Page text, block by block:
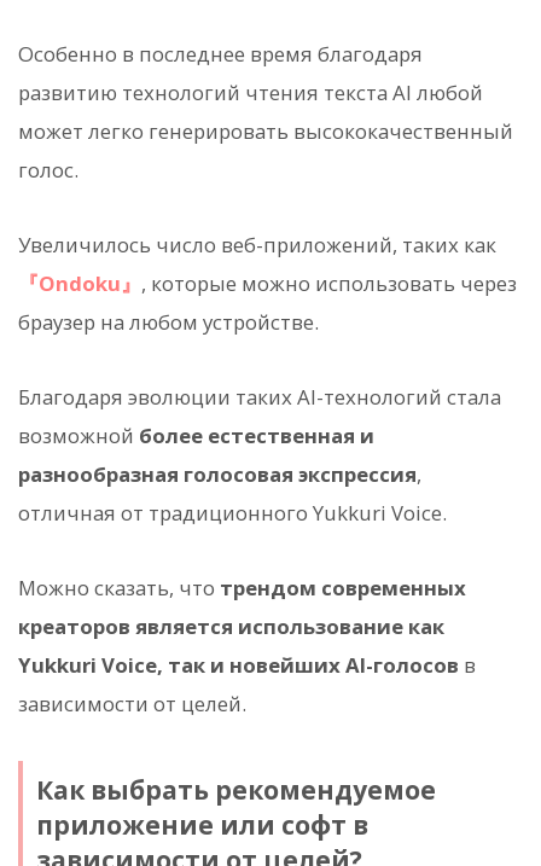
Особенно в последнее время благодаря
развитию технологий чтения текста AI любой
может легко генерировать высококачественный
голос.
Увеличилось число веб-приложений, таких как
『Ondoku』 , которые можно использовать через
браузер на любом устройстве.
Благодаря эволюции таких AI-технологий стала
возможной более естественная и
разнообразная голосовая экспрессия,
отличная от традиционного Yukkuri Voice.
Можно сказать, что трендом современных
креаторов является использование как
Yukkuri Voice, так и новейших AI-голосов в
зависимости от целей.
Как выбрать рекомендуемое
приложение или софт в